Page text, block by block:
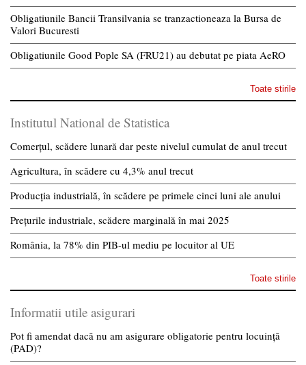
Obligatiunile Bancii Transilvania se tranzactioneaza la Bursa de
Valori Bucuresti
Obligatiunile Good Pople SA (FRU21) au debutat pe piata AeRO
Toate stirile
Institutul National de Statistica
Comerțul, scădere lunară dar peste nivelul cumulat de anul trecut
Agricultura, în scădere cu 4,3% anul trecut
Producția industrială, în scădere pe primele cinci luni ale anului
Prețurile industriale, scădere marginală în mai 2025
România, la 78% din PIB-ul mediu pe locuitor al UE
Toate stirile
Informatii utile asigurari
Pot fi amendat dacă nu am asigurare obligatorie pentru locuință
(PAD)?